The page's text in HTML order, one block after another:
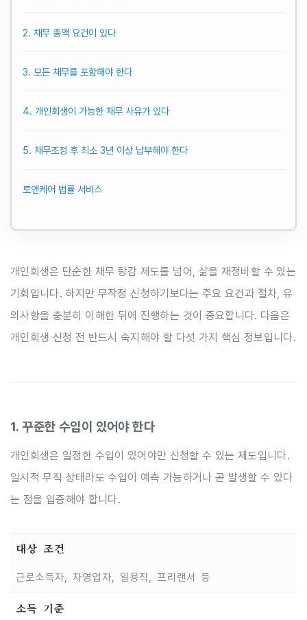
2. 채무 총액 요건이 있다
3. 모든 채무를 포함해야 한다
4. 개인회생이 가능한 채무 사유가 있다
5. 채무조정 후 최소 3년 이상 납부해야 한다
로앤케어 법률 서비스
개인회생은 단순한 채무 탕감 제도를 넘어, 삶을 재정비할 수 있는
기회입니다. 하지만 무작정 신청하기보다는 주요 요건과 절차, 유
의사항을 충분히 이해한 뒤에 진행하는 것이 중요합니다. 다음은
개인회생 신청 전 반드시 숙지해야 할 다섯 가지 핵심 정보입니다.
1. 꾸준한 수입이 있어야 한다
개인회생은 일정한 수입이 있어야만 신청할 수 있는 제도입니다.
일시적 무직 상태라도 수입이 예측 가능하거나 곧 발생할 수 있다
는 점을 입증해야 합니다.
대상 조건
근로소득자, 자영업자, 일용직, 프리랜서 등
소득 기준